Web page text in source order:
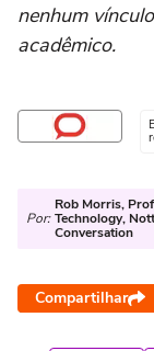
nenhum
acadêmico.
Por:
Rob Morris,
Technology,
Conversation
Compartilhar